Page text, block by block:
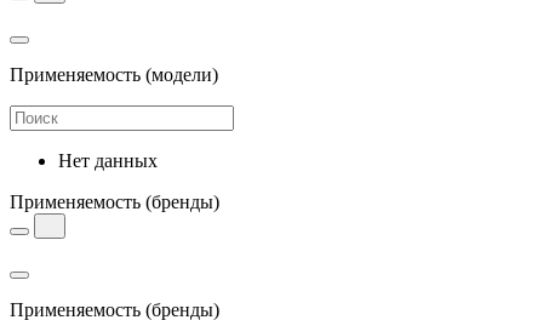
Применяемость (модели)
Нет данных
Применяемость (бренды)
Применяемость (бренды)